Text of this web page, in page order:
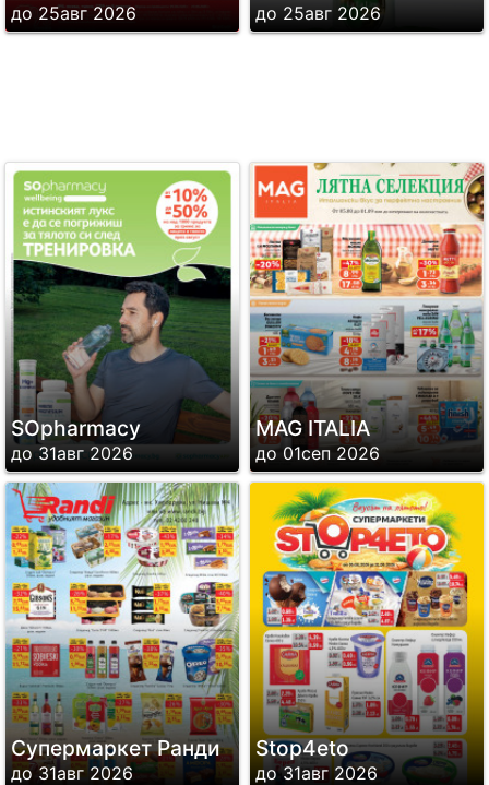
до 25авг 2026 до 25авг 2026
SОpharmacy
до 31авг 2026
MAG ITALIA
до 01сеп 2026
Супермаркет Ранди
до 31авг 2026
Stop4eto
до 31авг 2026